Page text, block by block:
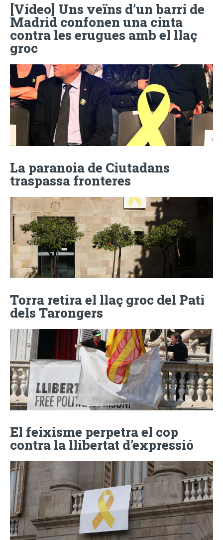
[Vídeo] Uns veïns d’un barri de
Madrid confonen una cinta
contra les erugues amb el llaç
groc
La paranoia de Ciutadans
traspassa fronteres
Torra retira el llaç groc del Pati
dels Tarongers
El feixisme perpetra el cop
contra la llibertat d’expressió